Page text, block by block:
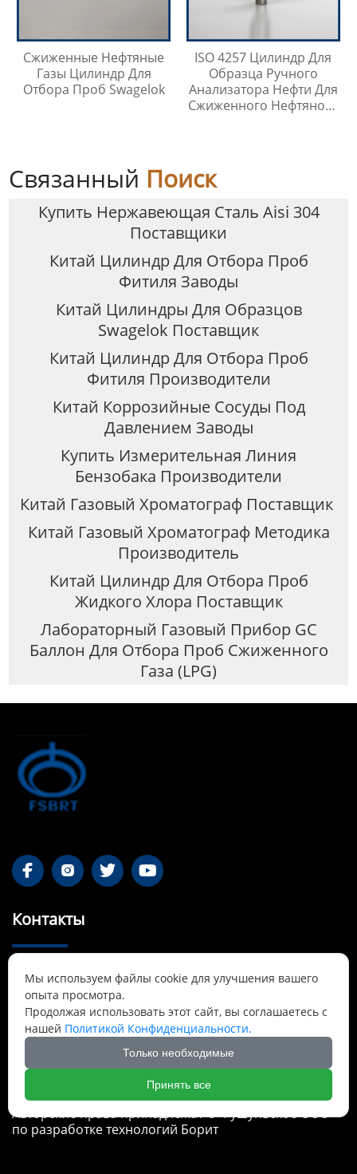
Сжиженные Нефтяные
Газы Цилиндр Для
Отбора Проб Swagelok
ISO 4257 Цилиндр Для
Образца Ручного
Анализатора Нефти Для
Сжиженного Нефтяного
Связанный Поиск
Купить Нержавеющая Сталь Aisi 304
Поставщики
Китай Цилиндр Для Отбора Проб
Фитиля Заводы
Китай Цилиндры Для Образцов
Swagelok Поставщик
Китай Цилиндр Для Отбора Проб
Фитиля Производители
Китай Коррозийные Сосуды Под
Давлением Заводы
Купить Измерительная Линия
Бензобака Производители
Китай Газовый Хроматограф Поставщик
Китай Газовый Хроматограф Методика
Производитель
Китай Цилиндр Для Отбора Проб
Жидкого Хлора Поставщик
Лабораторный Газовый Прибор GC
Баллон Для Отбора Проб Сжиженного
Газа (LPG)
   
Контакты

55-1 Qianjin Road, район Синьфу, Фушунь,
Ляонин
 Cnbrtsummer@gmail.com
+8613841389007
Авторские права принадлежат © Фушуньское ООО
по разработке технологий Борит
Мы используем файлы cookie для улучшения вашего
опыта просмотра.
Продолжая использовать этот сайт, вы соглашаетесь с
нашей Политикой Конфиденциальности.
Только необходимые
Принять все